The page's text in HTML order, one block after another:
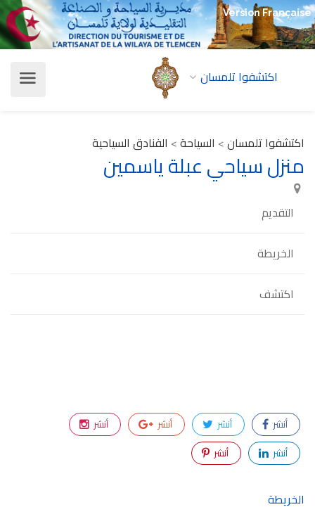
Version Française
اكتشفوا تلمسان
اكتشفوا تلمسان> السياحة> الفنادق السياحية
منزل سياحي عبلة ياسمين
التقديم
الخريطة
اكتشف
أنشر أنشر أنشر
أنشر
أنشر
أنشر
الخريطة